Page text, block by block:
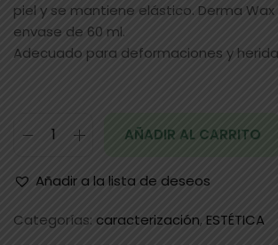
piel y se mantiene elástico. Derma
envase de 60 ml.
Adecuado para deformaciones y
AÑADIR AL CARRITO
Añadir a la lista de deseos
Categorías: caracterización, ESTÉTICA